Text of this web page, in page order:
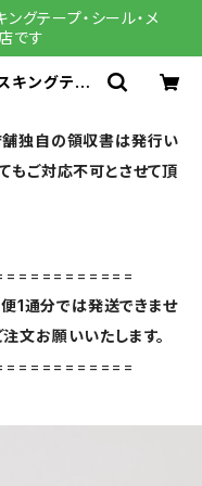
グテープ・シール・メ
です
ングテー
独自の領収書は発行い
もご対応不可とさせて頂
1通分では発送できませ
文お願いいたします。